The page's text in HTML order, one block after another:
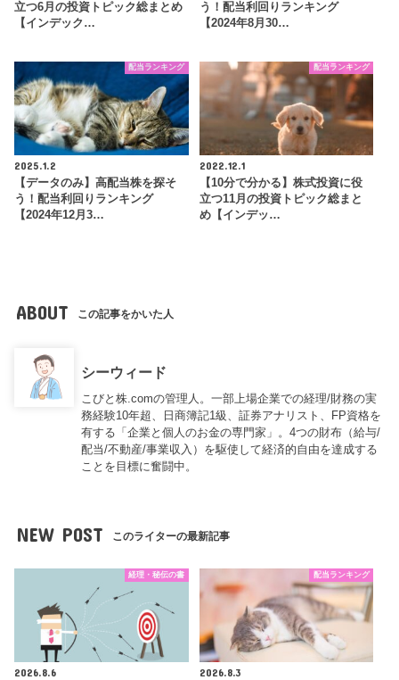
立つ6月の投資トピック総まとめ
【インデック…
う！配当利回りランキング
【2024年8月30…
配当ランキング
2025.1.2
【データのみ】高配当株を探そ
う！配当利回りランキング
【2024年12月3…
配当ランキング
2022.12.1
【10分で分かる】株式投資に役
立つ11月の投資トピック総まと
め【インデッ…
ABOUT この記事をかいた人
シーウィード
こびと株.comの管理人。一部上場企業での経理/財務の実
務経験10年超、日商簿記1級、証券アナリスト、FP資格を
有する「企業と個人のお金の専門家」。4つの財布（給与/
配当/不動産/事業収入）を駆使して経済的自由を達成する
ことを目標に奮闘中。
NEW POST このライターの最新記事
経理・秘伝の書
2026.8.6
配当ランキング
2026.8.3